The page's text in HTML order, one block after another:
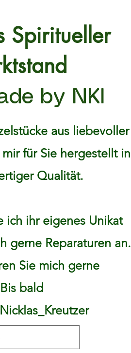
Spiritueller
by NKI
aus liebevoller
für Sie hergestellt in
Qualität.
ich ihr eigenes Unikat
gerne Reparaturen an.
Sie mich gerne
Bis bald